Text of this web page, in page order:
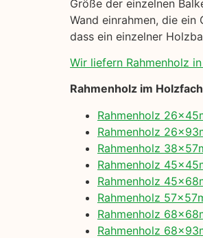
Größe der einzelnen
Wand einrahmen, die
dass ein einzelner
Wir liefern Rahmenholz
Rahmenholz im
Rahmenholz
Rahmenholz
Rahmenholz
Rahmenholz
Rahmenholz
Rahmenholz
Rahmenholz
Rahmenholz